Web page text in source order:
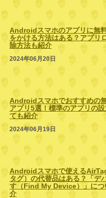
Androidスマホのアプリに無
をかける方法はある？アプリ
除方法も紹介
2024年06月20日
Androidスマホでおすすめの
アプリ5選！標準のアプリの
ても紹介
2024年06月19日
Androidスマホで使える
タグ）の代替品はある？「デ
す（Find My Device）」につ
介